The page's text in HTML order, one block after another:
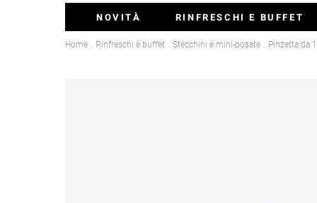
NOVITÀ RINFRESCHI E BUFFET
Ciotoline E Monoporzioni
Home Rinfreschi e buffet Stecchini e mini-posate Pinzetta da